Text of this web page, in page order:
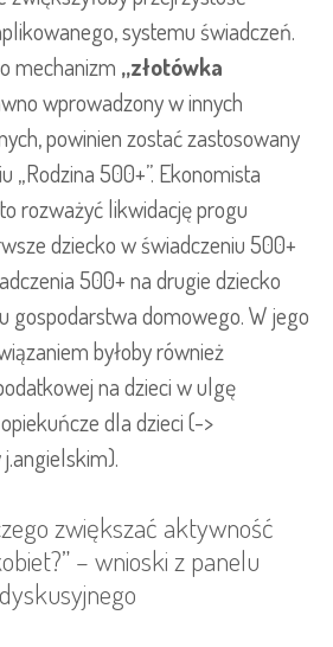
systemu świadczeń.
mechanizm „złotówka
wprowadzony w innych
powinien zostać zastosowany
„Rodzina 500+”. Ekonomista
rozważyć likwidację progu
dziecko w świadczeniu 500+
500+ na drugie dziecko
gospodarstwa domowego. W jego
byłoby również
na dzieci w ulgę
dla dzieci (->
zwiększać aktywność
– wnioski z panelu
dyskusyjnego